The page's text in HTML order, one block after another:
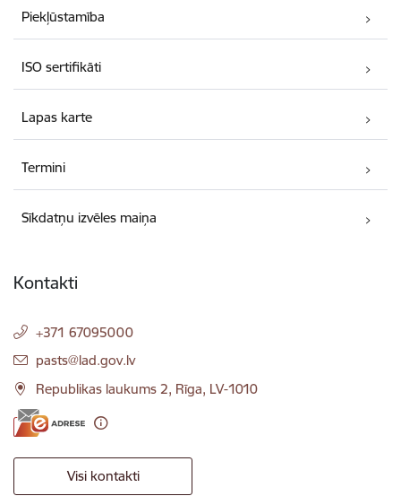
Piekļūstamība
ISO sertifikāti
Lapas karte
Termini
Sīkdatņu izvēles maiņa
Kontakti
+371 67095000
E-pasts:
pasts@lad.gov.lv
Republikas laukums 2, Rīga, LV-1010
Visi kontakti